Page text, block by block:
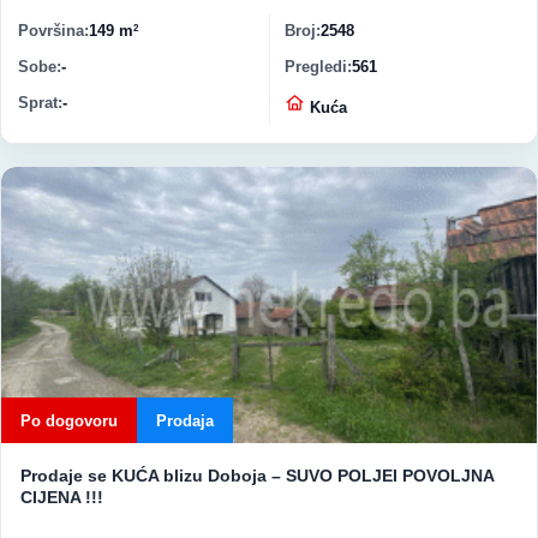
Površina 149 m2 Broj 2548
Sobe - Pregledi 561
Sprat - Vrsta nekretnine
Kuća
Po dogovoru Prodaja
Prodaje se KUĆA blizu Doboja – SUVO POLJEI POVOLJNA
CIJENA !!!